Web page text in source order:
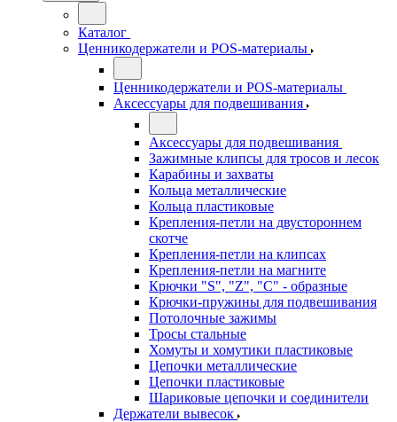
Каталог
Ценникодержатели и POS-материалы
Ценникодержатели и POS-материалы
Аксессуары для подвешивания
Аксессуары для подвешивания
Зажимные клипсы для тросов и лесок
Карабины и захваты
Кольца металлические
Кольца пластиковые
Крепления-петли на двустороннем
скотче
Крепления-петли на клипсах
Крепления-петли на магните
Крючки "S", "Z", "C" - образные
Крючки-пружины для подвешивания
Потолочные зажимы
Тросы стальные
Хомуты и хомутики пластиковые
Цепочки металлические
Цепочки пластиковые
Шариковые цепочки и соединители
Держатели вывесок